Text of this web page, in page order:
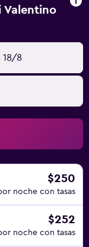
pueden
recargo).
Valentino
18/8
$250
noche con tasas
$252
noche con tasas